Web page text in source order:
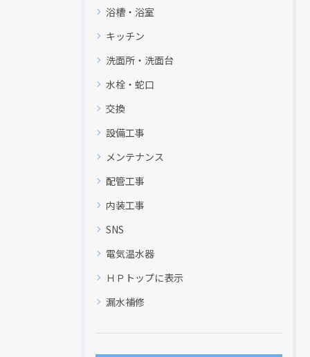
浴槽・浴室
キッチン
洗面所・洗面台
水栓・蛇口
交換
設備工事
メンテナンス
配管工事
内装工事
SNS
電気温水器
ＨＰトップに表示
漏水補修
現在、新聞に入っている折込チラシです。
現在、新聞に入っている折込チラシです。